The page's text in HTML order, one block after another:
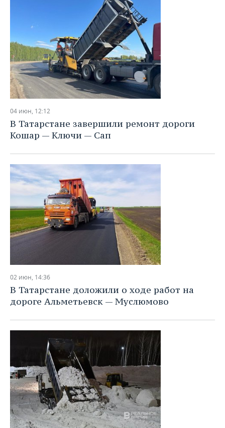
04 июн, 12:12
В Татарстане завершили ремонт дороги
Кошар — Ключи — Сап
02 июн, 14:36
В Татарстане доложили о ходе работ на
дороге Альметьевск — Муслюмово